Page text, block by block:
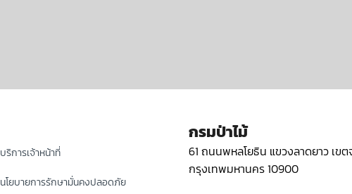
บริการเจ้าหน้าที่
นโยบายการรักษามั่นคงปลอดภัย
กรมป่าไม้
61 ถนนพหลโยธิน แขวงลาดยาว เข
กรุงเทพมหานคร 10900